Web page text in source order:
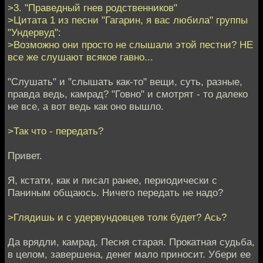
>3. "Праведный гнев родственников"
>Цитата 1 из песни "Гагарин, я вас любила" группы
"Ундервуд":
>Возможно они просто не слышали этой пестни? НЕ
все же слушают всякое гавно...
"Слушать" и "слышать как-то" вещи, суть, разные,
правда ведь, камрад? "Говно" и смотрят - то далеко
не все, а вот ведь как оно вышло.
>Так что - передать?
Привет.
Я, кстати, как и писал ранее, периодически с
Паниным общаюсь. Ничего передать не надо?
>Глядишь и с удервундовцев толк будет? Ась?
Да врядли, камрад. Песня старая. Прокатная судьба,
в целом, завершена, денег мало приносит. Убери ее